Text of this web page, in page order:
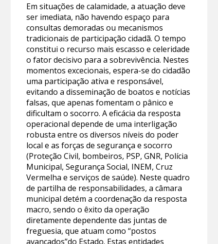
Em situações de calamidade, a atuação deve
ser imediata, não havendo espaço para
consultas demoradas ou mecanismos
tradicionais de participação cidadã. O tempo
constitui o recurso mais escasso e celeridade
o fator decisivo para a sobrevivência. Nestes
momentos excecionais, espera-se do cidadão
uma participação ativa e responsável,
evitando a disseminação de boatos e notícias
falsas, que apenas fomentam o pânico e
dificultam o socorro. A eficácia da resposta
operacional depende de uma interligação
robusta entre os diversos níveis do poder
local e as forças de segurança e socorro
(Proteção Civil, bombeiros, PSP, GNR, Polícia
Municipal, Segurança Social, INEM, Cruz
Vermelha e serviços de saúde). Neste quadro
de partilha de responsabilidades, a câmara
municipal detém a coordenação da resposta
macro, sendo o êxito da operação
diretamente dependente das juntas de
freguesia, que atuam como “postos
avançados”do Estado. Estas entidades